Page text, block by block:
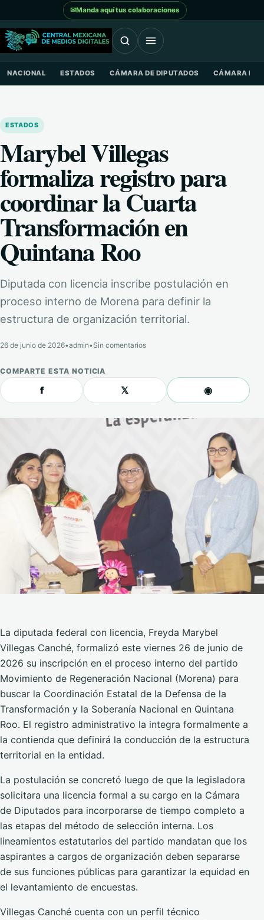
Saltar al contenido
✉Manda aquí tus colaboraciones
NACIONAL ESTADOS CÁMARA DE DIPUTADOS CÁMARA DE
ESTADOS
Marybel Villegas
formaliza registro para
coordinar la Cuarta
Transformación en
Quintana Roo
Diputada con licencia inscribe postulación en
proceso interno de Morena para definir la
estructura de organización territorial.
26 de junio de 2026•admin•Sin comentarios
COMPARTE ESTA NOTICIA
f 𝕏 ◉
La diputada federal con licencia, Freyda Marybel
Villegas Canché, formalizó este viernes 26 de junio de
2026 su inscripción en el proceso interno del partido
Movimiento de Regeneración Nacional (Morena) para
buscar la Coordinación Estatal de la Defensa de la
Transformación y la Soberanía Nacional en Quintana
Roo. El registro administrativo la integra formalmente a
la contienda que definirá la conducción de la estructura
territorial en la entidad.
La postulación se concretó luego de que la legisladora
solicitara una licencia formal a su cargo en la Cámara
de Diputados para incorporarse de tiempo completo a
las etapas del método de selección interna. Los
lineamientos estatutarios del partido mandatan que los
aspirantes a cargos de organización deben separarse
de sus funciones públicas para garantizar la equidad en
el levantamiento de encuestas.
Villegas Canché cuenta con un perfil técnico